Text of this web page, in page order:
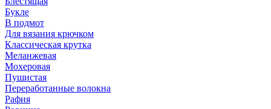
Букле
В подмот
Для вязания крючком
Классическая крутка
Меланжевая
Мохеровая
Пушистая
Переработанные волокна
Рафия